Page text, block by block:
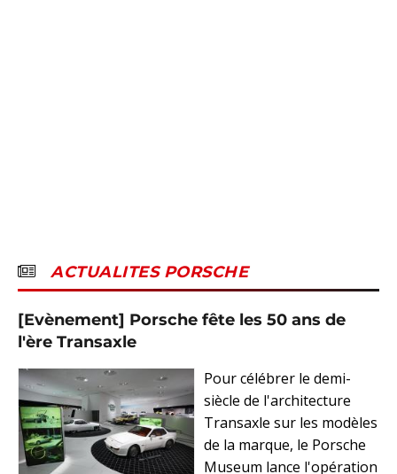
ACTUALITES PORSCHE
[Evènement] Porsche fête les 50 ans de
l'ère Transaxle
Pour célébrer le demi-
siècle de l'architecture
Transaxle sur les modèles
de la marque, le Porsche
Museum lance l'opération